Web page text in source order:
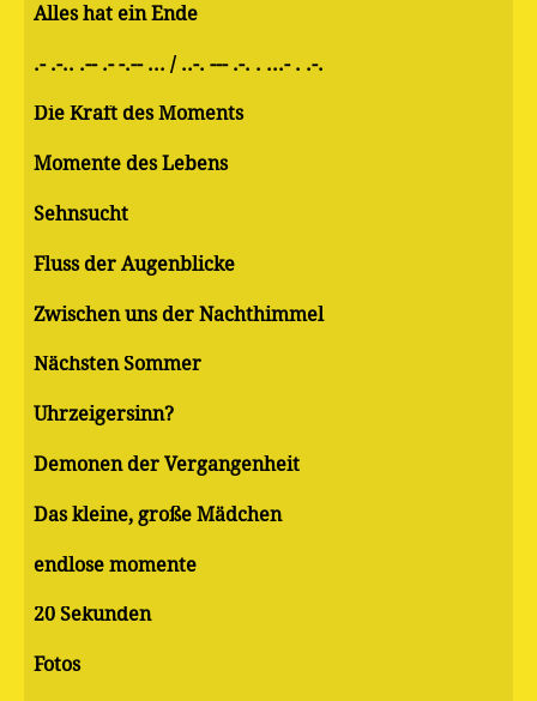
Alles hat ein Ende
.- .-.. .-- .- -.-- ... / ..-. --- .-. . ...- . .-.
Die Kraft des Moments
Momente des Lebens
Sehnsucht
Fluss der Augenblicke
Zwischen uns der Nachthimmel
Nächsten Sommer
Uhrzeigersinn?
Demonen der Vergangenheit
Das kleine, große Mädchen
endlose momente
20 Sekunden
Fotos